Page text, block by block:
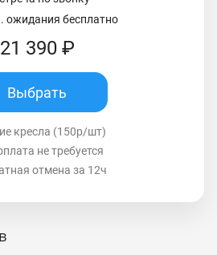
ожидания бесплатно
21 390 ₽
Выбрать
кресла (150р/шт)
не требуется
отмена за 12ч